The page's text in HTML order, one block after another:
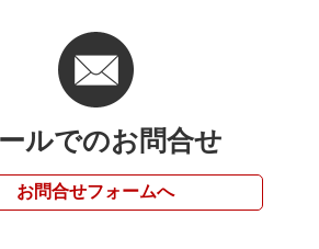
ルでのお問合せ
お問合せフォームへ